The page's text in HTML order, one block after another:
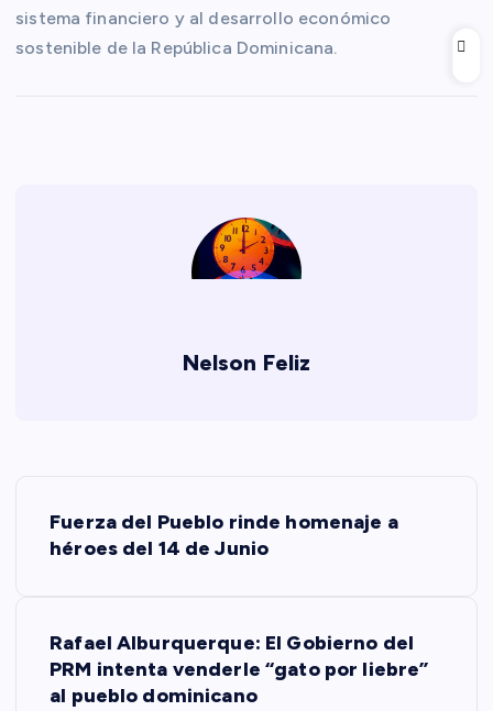
sistema financiero y al desarrollo económico
sostenible de la República Dominicana.
Nelson Feliz
Fuerza del Pueblo rinde homenaje a
héroes del 14 de Junio
Rafael Alburquerque: El Gobierno del
PRM intenta venderle “gato por liebre”
al pueblo dominicano